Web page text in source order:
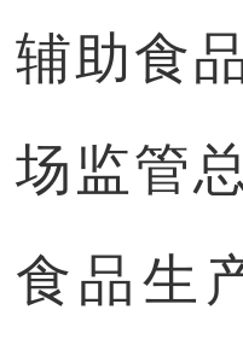
辅助食
场监管
食品生